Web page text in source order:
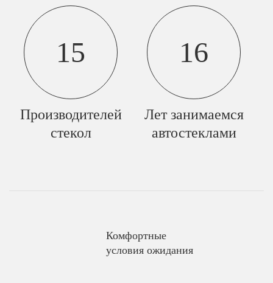
15
Производителей
стекол
16
Лет занимаемся
автостеклами
Комфортные
условия ожидания